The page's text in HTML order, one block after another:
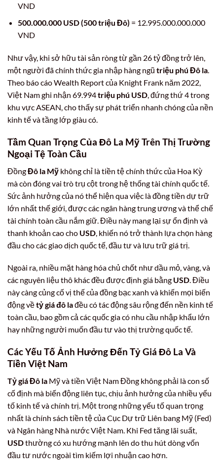
VND
500.000.000 USD (500 triệu Đô) = 12.995.000.000.000
VND
Như vậy, khi sở hữu tài sản ròng từ gần 26 tỷ đồng trở lên,
một người đã chính thức gia nhập hàng ngũ triệu phú Đô la.
Theo báo cáo Wealth Report của Knight Frank năm 2022,
Việt Nam ghi nhận 69.994triệu phú USD, đứng thứ 4 trong
khu vực ASEAN, cho thấy sự phát triển nhanh chóng của nền
kinh tế và tầng lớp giàu có.
Tầm Quan Trọng Của Đô La Mỹ Trên Thị Trường
Ngoại Tệ Toàn Cầu
ĐồngĐô la Mỹ không chỉ là tiền tệ chính thức của Hoa Kỳ
mà còn đóng vai trò trụ cột trong hệ thống tài chính quốc tế.
Sức ảnh hưởng của nó thể hiện qua việc là đồng tiền dự trữ
lớn nhất thế giới, được các ngân hàng trung ương và thể chế
tài chính toàn cầu nắm giữ. Điều này mang lại sự ổn định và
thanh khoản cao cho USD , khiến nó trở thành lựa chọn hàng
đầu cho các giao dịch quốc tế, đầu tư và lưu trữ giá trị.
Ngoài ra, nhiều mặt hàng hóa chủ chốt như dầu mỏ, vàng, và
các nguyên liệu thô khác đều được định giá bằng USD. Điều
này càng củng cố vị thế của đồng bạc xanh và khiến mọi biến
động vềtỷ giá đô lađều có tác động sâu rộng đến nền kinh tế
toàn cầu, bao gồm cả các quốc gia có nhu cầu nhập khẩu lớn
hay những người muốn đầu tư vào thị trường quốc tế.
Các Yếu Tố Ảnh Hưởng Đến Tỷ Giá Đô La Và
Tiền Việt Nam
Tỷ giá Đô la Mỹ và tiền Việt Nam Đồng không phải là con số
cố định mà biến động liên tục, chịu ảnh hưởng của nhiều yếu
tố kinh tế và chính trị. Một trong những yếu tố quan trọng
nhất là chính sách tiền tệ của Cục Dự trữ Liên bang Mỹ (Fed)
và Ngân hàng Nhà nước Việt Nam. Khi Fed tăng lãi suất,
USDthường có xu hướng mạnh lên do thu hút dòng vốn
đầu tư nước ngoài tìm kiếm lợi nhuận cao hơn.